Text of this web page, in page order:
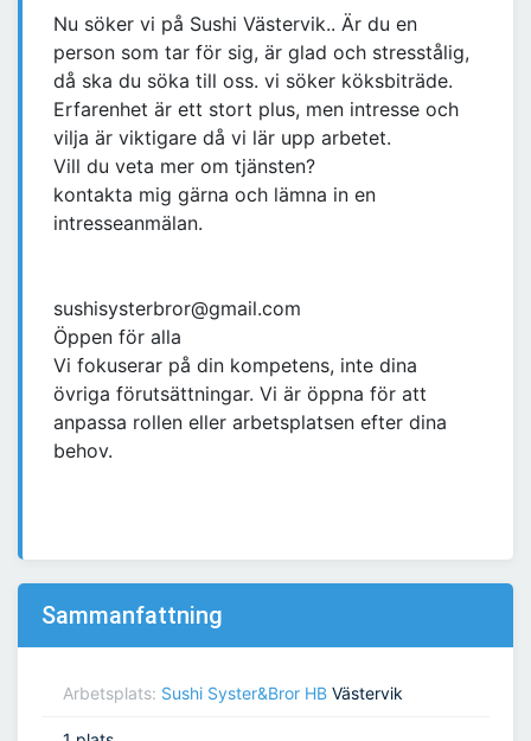
Nu söker vi på Sushi Västervik.. Är du en
person som tar för sig, är glad och stresstålig,
då ska du söka till oss. vi söker köksbiträde.
Erfarenhet är ett stort plus, men intresse och
vilja är viktigare då vi lär upp arbetet.
Vill du veta mer om tjänsten?
kontakta mig gärna och lämna in en
intresseanmälan.
sushisysterbror@gmail.com
Öppen för alla
Vi fokuserar på din kompetens, inte dina
övriga förutsättningar. Vi är öppna för att
anpassa rollen eller arbetsplatsen efter dina
behov.
Sammanfattning
Arbetsplats: Sushi Syster&Bror HB Västervik